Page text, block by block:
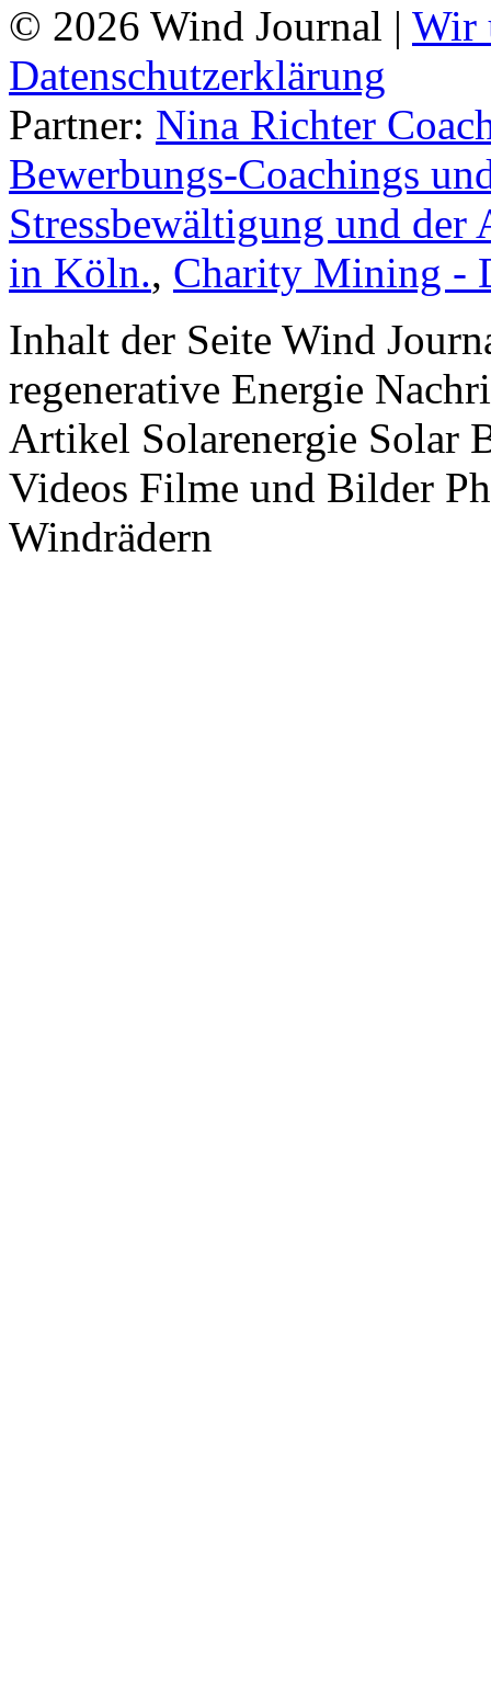
© 2026 Wind Journal | Wir
Datenschutzerklärung
Partner: Nina Richter
Bewerbungs-Coachings
Stressbewältigung und
in Köln., Charity Mining -
Inhalt der Seite Wind
regenerative Energie
Artikel Solarenergie Solar
Videos Filme und Bilder
Windrädern